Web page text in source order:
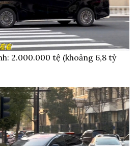
2.000.000 tệ (khoảng 6,8 tỷ